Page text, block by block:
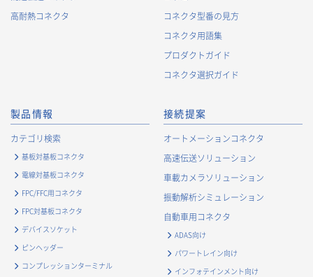
お客様に対する当社製品のご案内のため
お客様に対するキャンペーン、イベント開催案内等の情報
等、お客様へのサービス向上のため
・
お客様の情報管理のため
・
お客様との取引の進捗状況を管理するため
・
お客様に対してアンケートを実施するため
・
お客様からのお問合せに対して対応するため
・
マーケティング調査及び分析のため
お取引先および業務上関係する他社・団体・官公庁の方に関す
る個人情報
・
お問い合わせ対応、商談、打合せ等業務上必要な対応およ
高耐熱コネクタ
コネクタ型番の見方
コネクタ用語集
プロダクトガイド
コネクタ選択ガイド
製品情報
カテゴリ検索
基板対基板コネクタ
電線対基板コネクタ
FPC/FFC用コネクタ
FPC対基板コネクタ
デバイスソケット
ピンヘッダー
コンプレッションターミナル
接続提案
オートメーションコネクタ
高速伝送ソリューション
車載カメラソリューション
振動解析シミュレーション
自動車用コネクタ
ADAS向け
パワートレイン向け
インフォテインメント向け